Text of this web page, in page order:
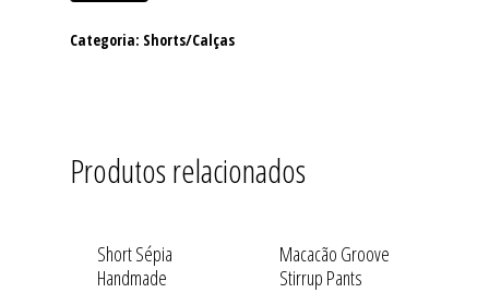
Categoria: Shorts/Calças
Produtos relacionados
Short Sépia
Handmade
Macacão Groove
Stirrup Pants